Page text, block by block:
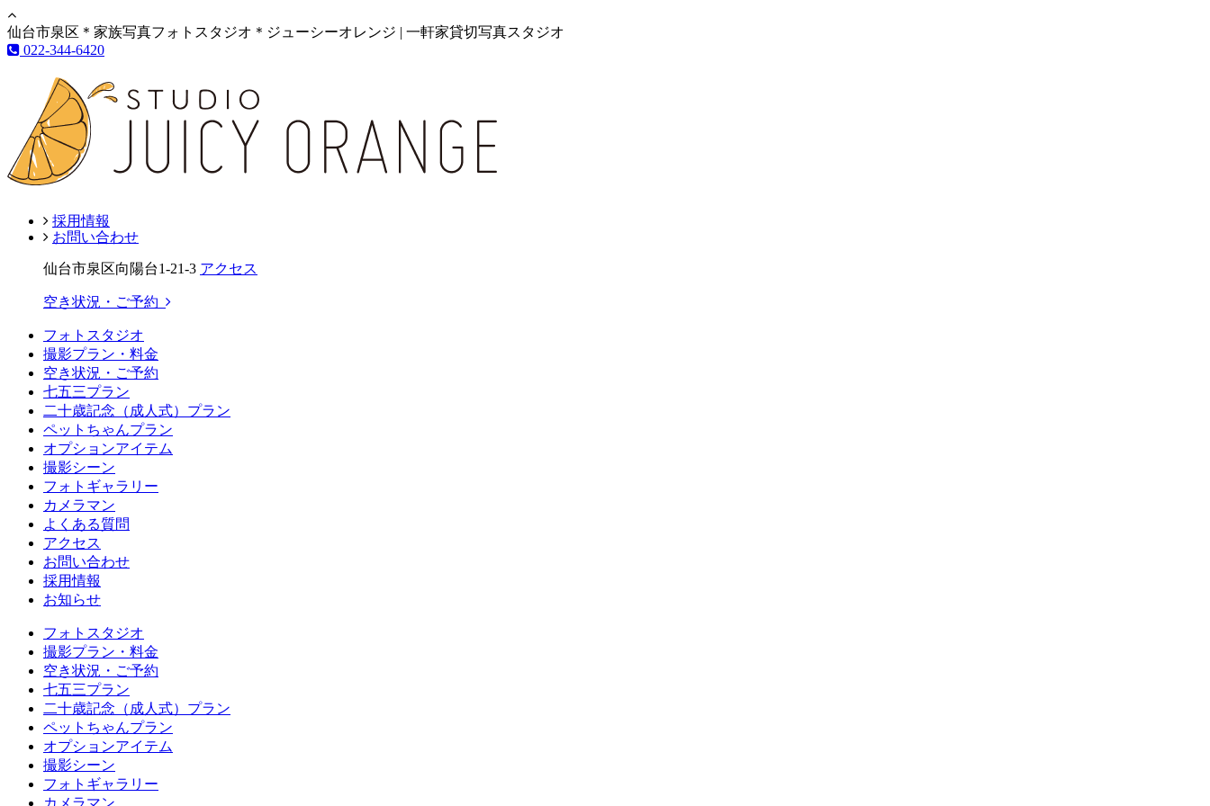
仙台市泉区＊家族写真フォトスタジオ＊ジューシーオレンジ | 一軒家貸切写真スタジオ
022-344-6420
採用情報
お問い合わせ
仙台市泉区向陽台1-21-3 アクセス
空き状況・ご予約
フォトスタジオ
撮影プラン・料金
空き状況・ご予約
七五三プラン
二十歳記念（成人式）プラン
ペットちゃんプラン
オプションアイテム
撮影シーン
フォトギャラリー
カメラマン
よくある質問
アクセス
お問い合わせ
採用情報
お知らせ
フォトスタジオ
撮影プラン・料金
空き状況・ご予約
七五三プラン
二十歳記念（成人式）プラン
ペットちゃんプラン
オプションアイテム
撮影シーン
フォトギャラリー
カメラマン